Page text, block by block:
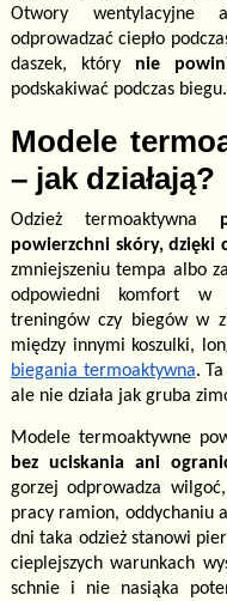
Otwory wentylacyjne
odprowadzać ciepło
daszek, którynie
podskakiwać podczas biegu.
Modele
– jak działają?
Odzież termoaktywna
powierzchni skóry, dzięki
zmniejszeniu tempa albo
odpowiedni komfort w
treningów czy biegów w
między innymi koszulki,
biegania termoaktywna.
ale nie działa jak gruba
Modele termoaktywne
bez uciskania ani
gorzej odprowadza
pracy ramion, oddychaniu
dni taka odzież stanowi
cieplejszych warunkach
schnie i nie nasiąka